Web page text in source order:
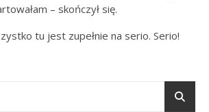
– skończył się.
tu jest zupełnie na serio. Serio!